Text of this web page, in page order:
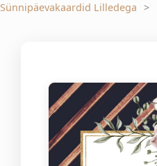
Sünnipäevakaardid Lilledega